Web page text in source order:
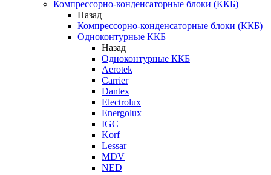
Компрессорно-конденсаторные блоки (ККБ)
Назад
Компрессорно-конденсаторные блоки (ККБ)
Одноконтурные ККБ
Назад
Одноконтурные ККБ
Aerotek
Carrier
Dantex
Electrolux
Energolux
IGC
Korf
Lessar
MDV
NED